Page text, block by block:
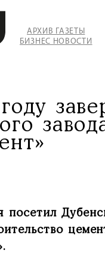
АРХИВ ГАЗЕТЫ
БИЗНЕС НОВОСТИ